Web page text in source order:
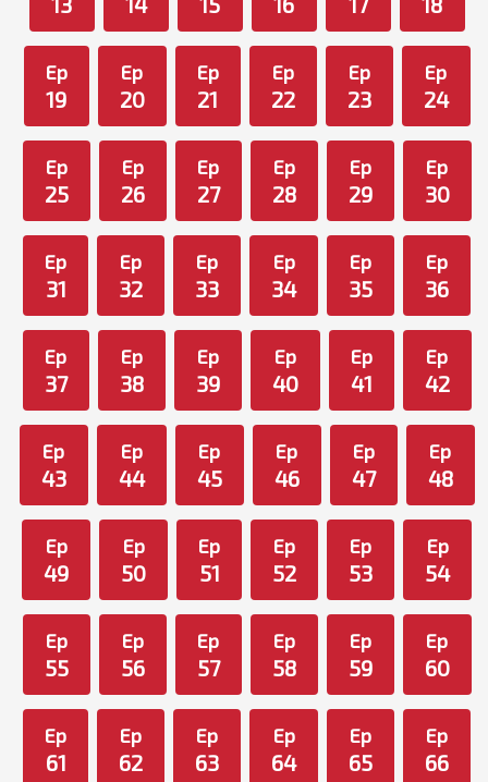
Ep
19
Ep
20
Ep
21
Ep
22
Ep
23
Ep
24
Ep
25
Ep
26
Ep
27
Ep
28
Ep
29
Ep
30
Ep
31
Ep
32
Ep
33
Ep
34
Ep
35
Ep
36
Ep
37
Ep
38
Ep
39
Ep
40
Ep
41
Ep
42
Ep
43
Ep
44
Ep
45
Ep
46
Ep
47
Ep
48
Ep
49
Ep
50
Ep
51
Ep
52
Ep
53
Ep
54
Ep
55
Ep
56
Ep
57
Ep
58
Ep
59
Ep
60
Ep
61
Ep
62
Ep
63
Ep
64
Ep
65
Ep
66